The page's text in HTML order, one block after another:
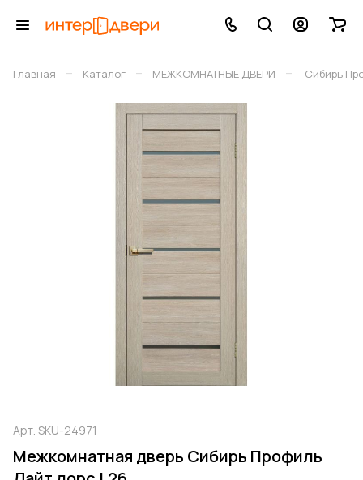
Главная – Каталог – МЕЖКОМНАТНЫЕ ДВЕРИ – Сибирь
Арт. SKU-24971
Межкомнатная дверь Сибирь Профиль